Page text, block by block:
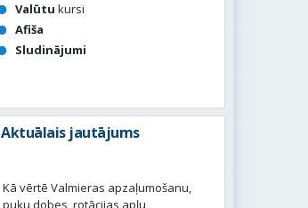
Valūtu kursi
Afiša
Sludinājumi
Aktuālais jautājums
Kā vērtē Valmieras apzaļumošanu,
puķu dobes, rotācijas apļu